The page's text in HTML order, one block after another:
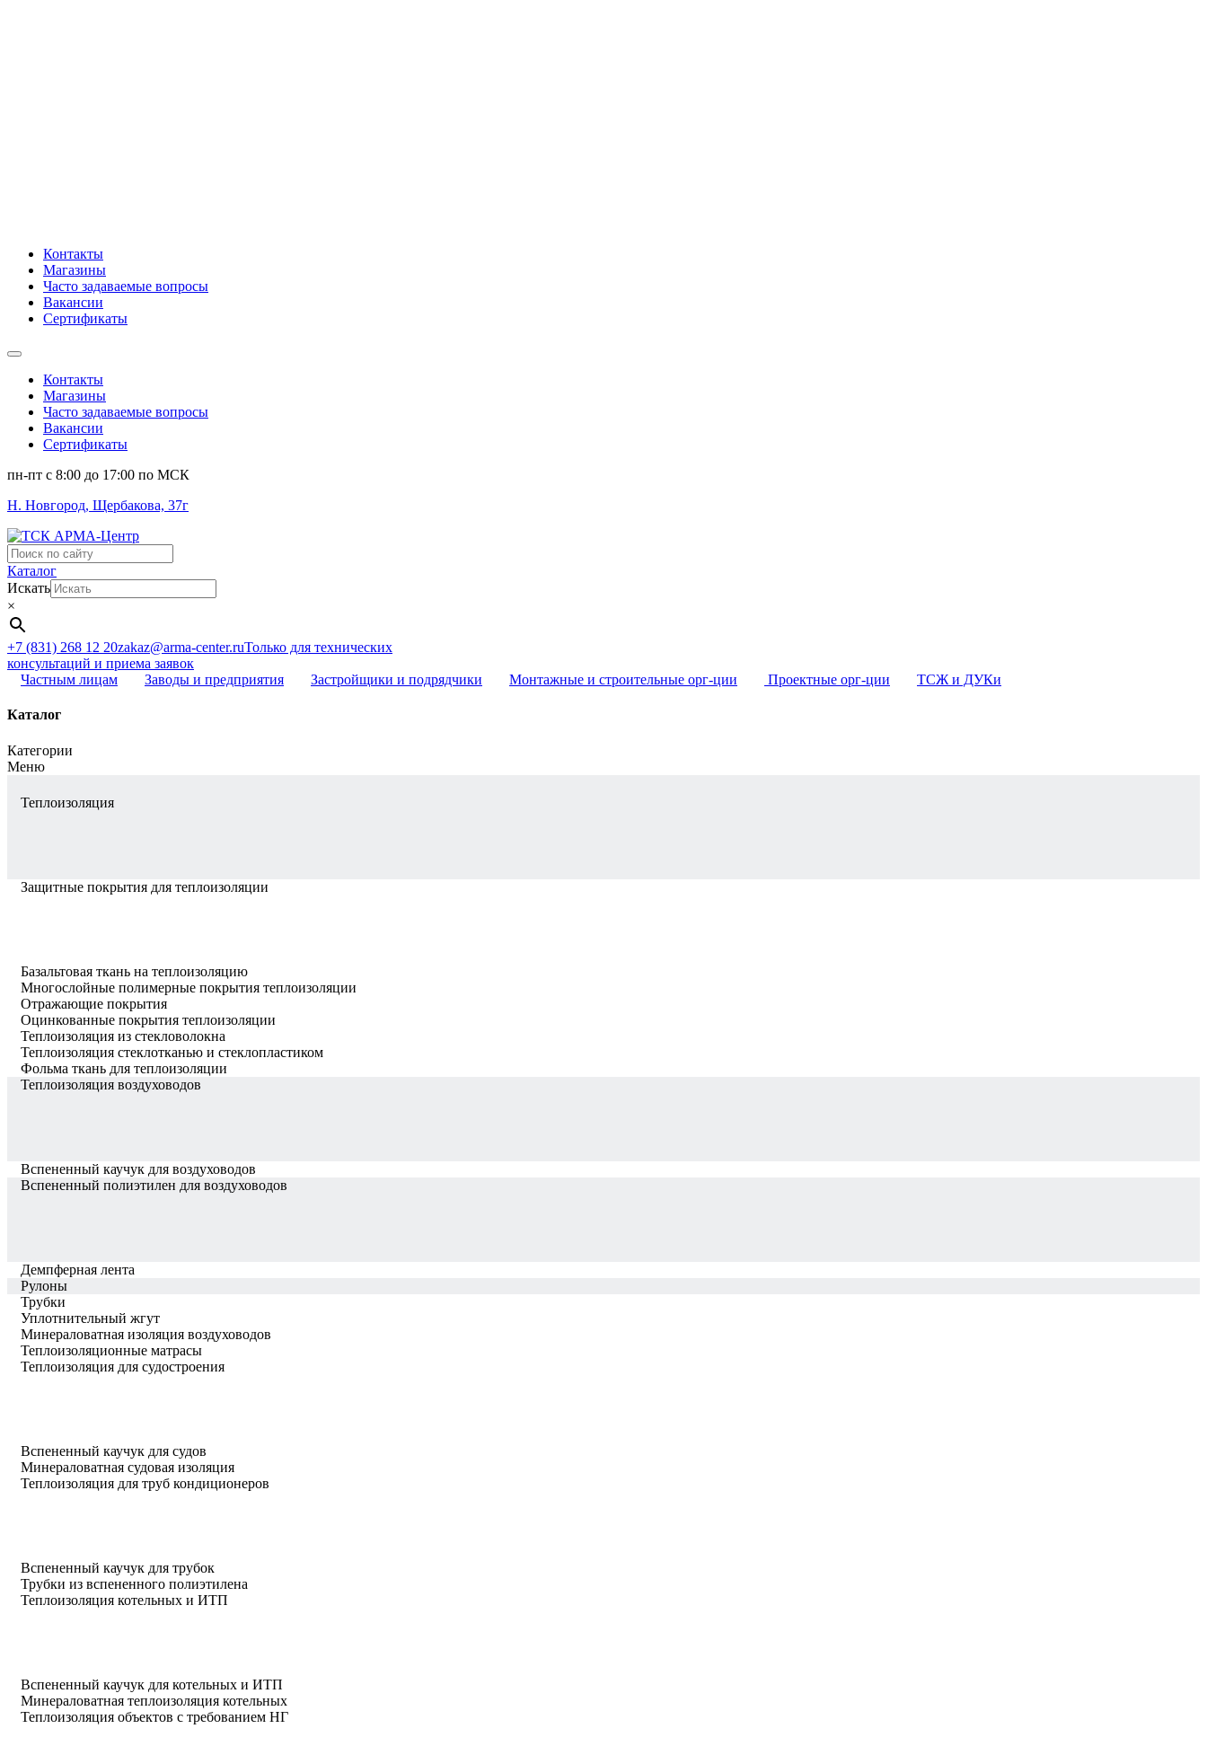
Контакты
Магазины
Часто задаваемые вопросы
Вакансии
Сертификаты
Контакты
Магазины
Часто задаваемые вопросы
Вакансии
Сертификаты
пн-пт c 8:00 до 17:00 по МСК
Н. Новгород, Щербакова, 37г
Поиск
...
Каталог
Искать
×
+7 (831) 268 12 20zakaz@arma-center.ruТолько для технических
консультаций и приема заявок
Частным лицам
Заводы и предприятия Застройщики и подрядчики Монтажные и строительные орг-ции Проектные орг-ции ТСЖ и ДУКи
Каталог
Категории
Меню
Теплоизоляция
Защитные покрытия для теплоизоляции
Базальтовая ткань на теплоизоляцию
Многослойные полимерные покрытия теплоизоляции
Отражающие покрытия
Оцинкованные покрытия теплоизоляции
Теплоизоляция из стекловолокна
Теплоизоляция стеклотканью и стеклопластиком
Фольма ткань для теплоизоляции
Теплоизоляция воздуховодов
Вспененный каучук для воздуховодов
Вспененный полиэтилен для воздуховодов
Демпферная лента
Рулоны
Трубки
Уплотнительный жгут
Минераловатная изоляция воздуховодов
Теплоизоляционные матрасы
Теплоизоляция для судостроения
Вспененный каучук для судов
Минераловатная судовая изоляция
Теплоизоляция для труб кондиционеров
Вспененный каучук для трубок
Трубки из вспененного полиэтилена
Теплоизоляция котельных и ИТП
Вспененный каучук для котельных и ИТП
Минераловатная теплоизоляция котельных
Теплоизоляция объектов с требованием НГ